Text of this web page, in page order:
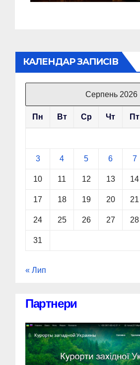
КАЛЕНДАР ЗАПИСІВ
Серпень 2026
Пн Вт Ср Чт Пт
3 4 5 6 7
10 11 12 13 14
17 18 19 20 21
24 25 26 27 28
31
« Лип
Партнери